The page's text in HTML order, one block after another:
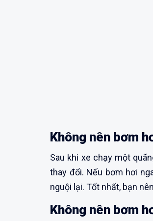
Không nên bơm
Sau khi xe chạy một
thay đổi. Nếu bơm hơi
nguội lại. Tốt nhất, bạn
Không nên bơm